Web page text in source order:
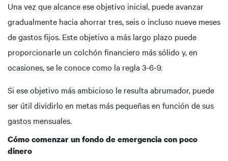
Una vez que alcance ese objetivo inicial, puede avanzar
gradualmente hacia ahorrar tres, seis o incluso nueve meses
de gastos fijos. Este objetivo a más largo plazo puede
proporcionarle un colchón financiero más sólido y, en
ocasiones, se le conoce como la regla 3-6-9.
Si ese objetivo más ambicioso le resulta abrumador, puede
ser útil dividirlo en metas más pequeñas en función de sus
gastos mensuales.
Cómo comenzar un fondo de emergencia con poco
dinero